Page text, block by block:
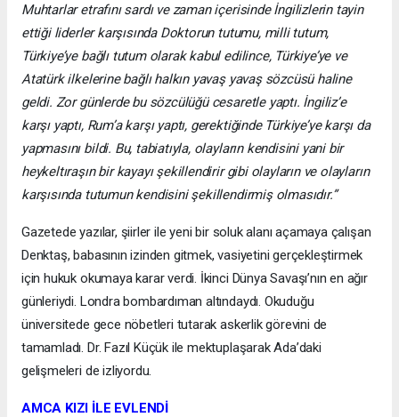
Muhtarlar etrafını sardı ve zaman içerisinde İngilizlerin tayin
ettiği liderler karşısında Doktorun tutumu, milli tutum,
Türkiye’ye bağlı tutum olarak kabul edilince, Türkiye’ye ve
Atatürk ilkelerine bağlı halkın yavaş yavaş sözcüsü haline
geldi. Zor günlerde bu sözcülüğü cesaretle yaptı. İngiliz’e
karşı yaptı, Rum’a karşı yaptı, gerektiğinde Türkiye’ye karşı da
yapmasını bildi. Bu, tabiatıyla, olayların kendisini yani bir
heykeltıraşın bir kayayı şekillendirir gibi olayların ve olayların
karşısında tutumun kendisini şekillendirmiş olmasıdır.”
Gazetede yazılar, şiirler ile yeni bir soluk alanı açamaya çalışan
Denktaş, babasının izinden gitmek, vasiyetini gerçekleştirmek
için hukuk okumaya karar verdi. İkinci Dünya Savaşı’nın en ağır
günleriydi. Londra bombardıman altındaydı. Okuduğu
üniversitede gece nöbetleri tutarak askerlik görevini de
tamamladı. Dr. Fazıl Küçük ile mektuplaşarak Ada’daki
gelişmeleri de izliyordu.
AMCA KIZI İLE EVLENDİ